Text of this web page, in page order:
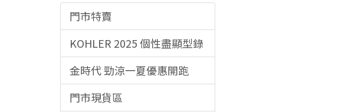
門市特賣
KOHLER 2025 個性盡顯型錄
金時代 勁涼一夏優惠開跑
門市現貨區